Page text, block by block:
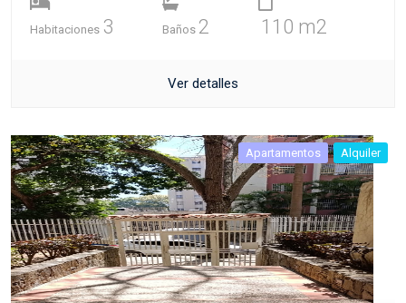
Habitaciones 3 Baños 2 110 m2
Ver detalles
Apartamentos Alquiler